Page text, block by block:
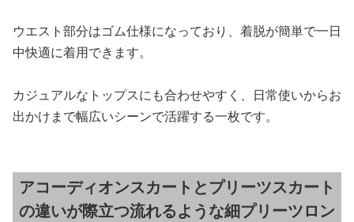
ウエスト部分はゴム仕様になっており、着脱が簡単で一日
中快適に着用できます。
カジュアルなトップスにも合わせやすく、日常使いからお
出かけまで幅広いシーンで活躍する一枚です。
アコーディオンスカートとプリーツスカート
の違いが際立つ流れるような細プリーツロン